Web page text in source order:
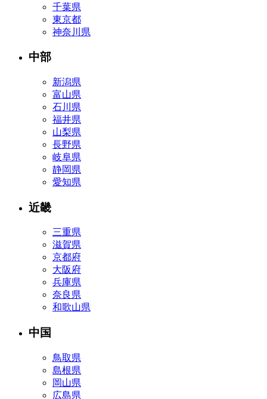
千葉県
東京都
神奈川県
中部
新潟県
富山県
石川県
福井県
山梨県
長野県
岐阜県
静岡県
愛知県
近畿
三重県
滋賀県
京都府
大阪府
兵庫県
奈良県
和歌山県
中国
鳥取県
島根県
岡山県
広島県